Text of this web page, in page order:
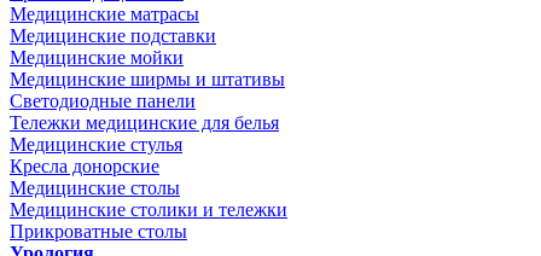
Медицинские матрасы
Медицинские подставки
Медицинские мойки
Медицинские ширмы и штативы
Светодиодные панели
Тележки медицинские для белья
Медицинские стулья
Кресла донорские
Медицинские столы
Медицинские столики и тележки
Прикроватные столы